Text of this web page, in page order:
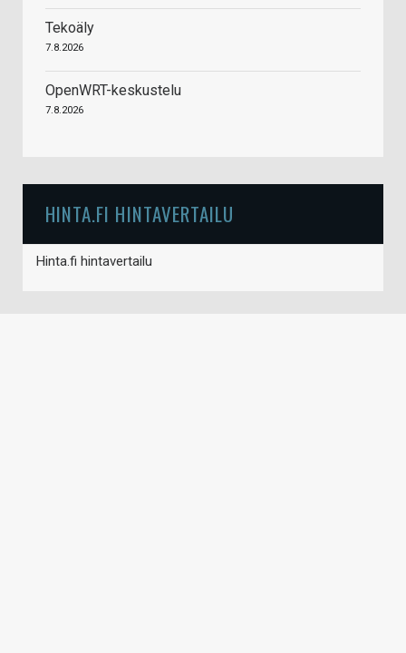
Tekoäly
7.8.2026
OpenWRT-keskustelu
7.8.2026
HINTA.FI HINTAVERTAILU
Hinta.fi hintavertailu